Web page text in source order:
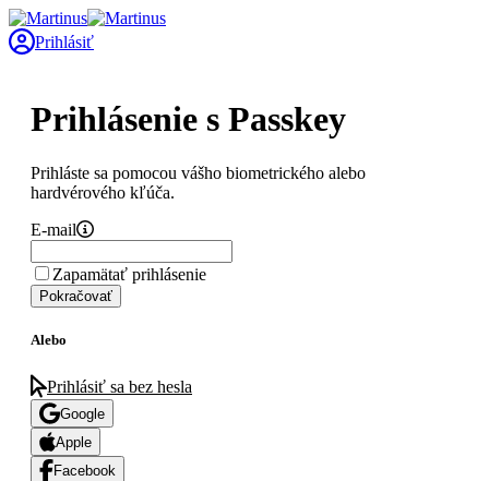
Prihlásiť
Prihlásenie s Passkey
Prihláste sa pomocou vášho biometrického alebo
hardvérového kľúča.
E-mail
Zapamätať prihlásenie
Pokračovať
Alebo
Prihlásiť sa bez hesla
Google
Apple
Facebook